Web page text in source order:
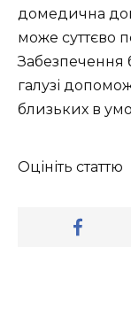
домедична
може суттєво
Забезпечення
галузі
близьких в
Оцініть статтю